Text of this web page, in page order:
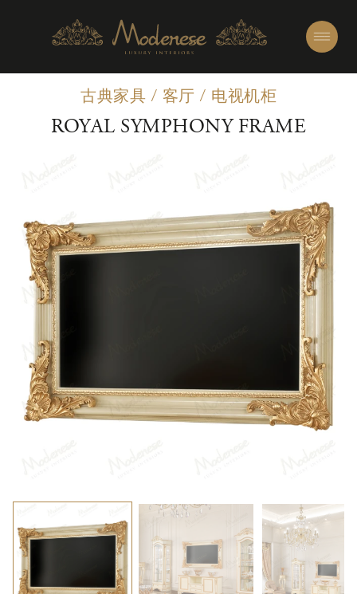
古典家具 / 客厅 / 电视机柜
ROYAL SYMPHONY FRAME